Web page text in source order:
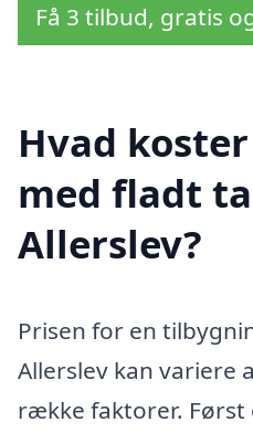
Få 3 tilbud, gratis
Hvad
med fladt
Allerslev?
Prisen for en
Allerslev kan variere
række faktorer.